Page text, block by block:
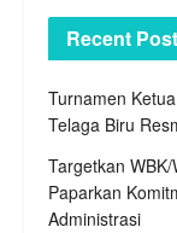
Recent
Turnamen
Telaga Biru
Targetkan
Paparkan
Administrasi